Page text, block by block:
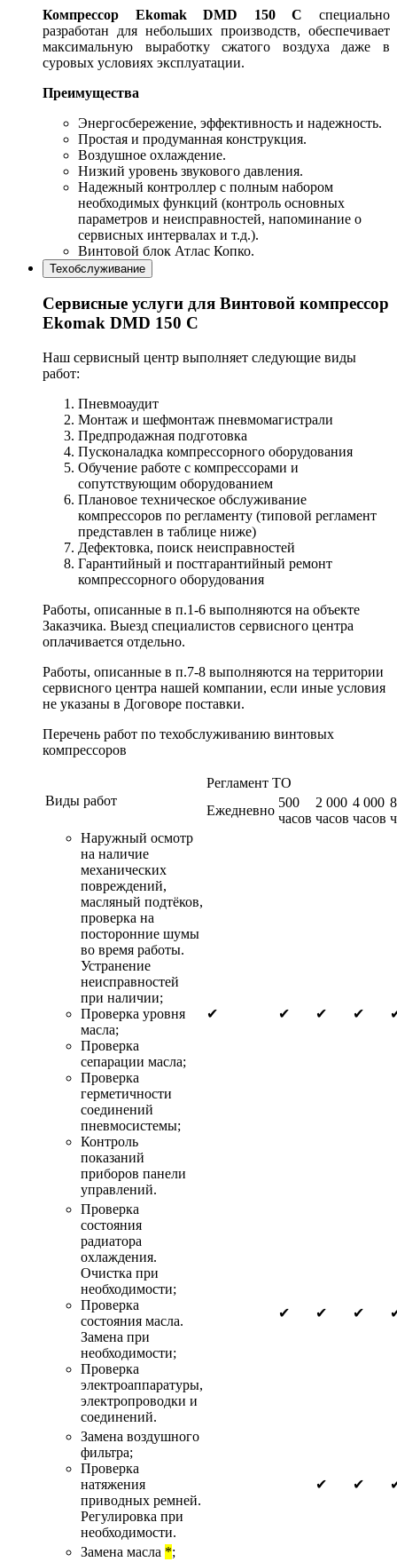
Компрессор Ekomak DMD 150 C специально
разработан для небольших производств, обеспечивает
максимальную выработку сжатого воздуха даже в
суровых условиях эксплуатации.
Преимущества
Энергосбережение, эффективность и надежность.
Простая и продуманная конструкция.
Воздушное охлаждение.
Низкий уровень звукового давления.
Надежный контроллер с полным набором
необходимых функций (контроль основных
параметров и неисправностей, напоминание о
сервисных интервалах и т.д.).
Винтовой блок Атлас Копко.
Техобслуживание
Сервисные услуги для Винтовой компрессор
Ekomak DMD 150 C
Наш сервисный центр выполняет следующие виды
работ:
Пневмоаудит
Монтаж и шефмонтаж пневмомагистрали
Предпродажная подготовка
Пусконаладка компрессорного оборудования
Обучение работе с компрессорами и
сопутствующим оборудованием
Плановое техническое обслуживание
компрессоров по регламенту (типовой регламент
представлен в таблице ниже)
Дефектовка, поиск неисправностей
Гарантийный и постгарантийный ремонт
компрессорного оборудования
Работы, описанные в п.1-6 выполняются на объекте
Заказчика. Выезд специалистов сервисного центра
оплачивается отдельно.
Работы, описанные в п.7-8 выполняются на территории
сервисного центра нашей компании, если иные условия
не указаны в Договоре поставки.
Перечень работ по техобслуживанию винтовых
компрессоров
Виды работ
Регламент ТО
Ежедневно
500
часов
2 000
часов
4 000
часов
Наружный осмотр
на наличие
механических
повреждений,
масляный подтёков,
проверка на
посторонние шумы
во время работы.
Устранение
неисправностей
при наличии;
Проверка уровня
масла;
Проверка
сепарации масла;
Проверка
герметичности
соединений
пневмосистемы;
Контроль
показаний
приборов панели
управлений.
✔ ✔ ✔ ✔
Проверка
состояния
радиатора
охлаждения.
Очистка при
необходимости;
Проверка
состояния масла.
Замена при
необходимости;
Проверка
электроаппаратуры,
электропроводки и
соединений.
✔ ✔ ✔
Замена воздушного
фильтра;
Проверка
натяжения
приводных ремней.
Регулировка при
необходимости.
✔ ✔
Замена масла *;